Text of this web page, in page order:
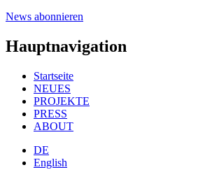
News abonnieren
Hauptnavigation
Startseite
NEUES
PROJEKTE
PRESS
ABOUT
DE
English